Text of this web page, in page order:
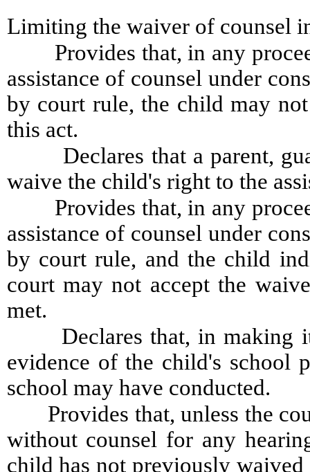
Limiting the waiver of counsel
Provides that, in any
assistance of counsel under
by court rule, the child may
this act.
Declares that a parent,
waive the child's right to the
Provides that, in any
assistance of counsel under
by court rule, and the child
court may not accept the
met.
Declares that, in making
evidence of the child's school
school may have conducted.
Provides that, unless the
without counsel for any
child has not previously